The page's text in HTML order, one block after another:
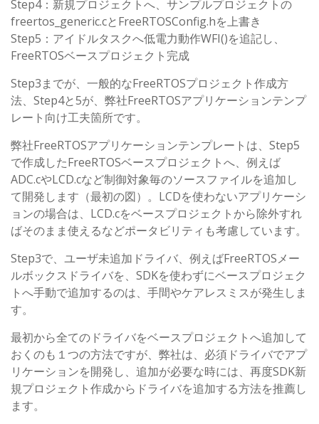
Step4：新規プロジェクトへ、サンプルプロジェクトの
freertos_generic.cとFreeRTOSConfig.hを上書き
Step5：アイドルタスクへ低電力動作WFI()を追記し、
FreeRTOSベースプロジェクト完成
Step3までが、一般的なFreeRTOSプロジェクト作成方
法、Step4と5が、弊社FreeRTOSアプリケーションテンプ
レート向け工夫箇所です。
弊社FreeRTOSアプリケーションテンプレートは、Step5
で作成したFreeRTOSベースプロジェクトへ、例えば
ADC.cやLCD.cなど制御対象毎のソースファイルを追加し
て開発します（最初の図）。LCDを使わないアプリケーシ
ョンの場合は、LCD.cをベースプロジェクトから除外すれ
ばそのまま使えるなどポータビリティも考慮しています。
Step3で、ユーザ未追加ドライバ、例えばFreeRTOSメー
ルボックスドライバを、SDKを使わずにベースプロジェク
トへ手動で追加するのは、手間やケアレスミスが発生しま
す。
最初から全てのドライバをベースプロジェクトへ追加して
おくのも１つの方法ですが、弊社は、必須ドライバでアプ
リケーションを開発し、追加が必要な時には、再度SDK新
規プロジェクト作成からドライバを追加する方法を推薦し
ます。